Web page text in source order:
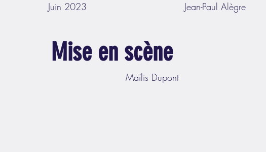
Juin 2023 Jean-Paul Alègre
Mise en scène
Maïlis Dupont